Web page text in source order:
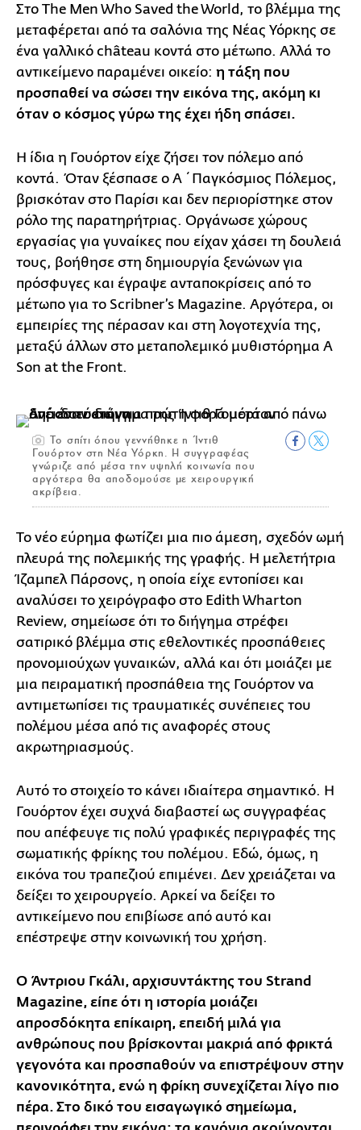
Στο The Men Who Saved the World, το βλέμμα της
μεταφέρεται από τα σαλόνια της Νέας Υόρκης σε
ένα γαλλικό château κοντά στο μέτωπο. Αλλά το
αντικείμενο παραμένει οικείο: η τάξη που
προσπαθεί να σώσει την εικόνα της, ακόμη κι
όταν ο κόσμος γύρω της έχει ήδη σπάσει.
Η ίδια η Γουόρτον είχε ζήσει τον πόλεμο από
κοντά. Όταν ξέσπασε ο Α΄ Παγκόσμιος Πόλεμος,
βρισκόταν στο Παρίσι και δεν περιορίστηκε στον
ρόλο της παρατηρήτριας. Οργάνωσε χώρους
εργασίας για γυναίκες που είχαν χάσει τη δουλειά
τους, βοήθησε στη δημιουργία ξενώνων για
πρόσφυγες και έγραψε ανταποκρίσεις από το
μέτωπο για το Scribner’s Magazine. Αργότερα, οι
εμπειρίες της πέρασαν και στη λογοτεχνία της,
μεταξύ άλλων στο μεταπολεμικό μυθιστόρημα A
Son at the Front.
Το σπίτι όπου γεννήθηκε η Ίντιθ
Γουόρτον στη Νέα Υόρκη. Η συγγραφέας
γνώριζε από μέσα την υψηλή κοινωνία που
αργότερα θα αποδομούσε με χειρουργική
ακρίβεια.
Το νέο εύρημα φωτίζει μια πιο άμεση, σχεδόν ωμή
πλευρά της πολεμικής της γραφής. Η μελετήτρια
Ίζαμπελ Πάρσονς, η οποία είχε εντοπίσει και
αναλύσει το χειρόγραφο στο Edith Wharton
Review, σημείωσε ότι το διήγημα στρέφει
σατιρικό βλέμμα στις εθελοντικές προσπάθειες
προνομιούχων γυναικών, αλλά και ότι μοιάζει με
μια πειραματική προσπάθεια της Γουόρτον να
αντιμετωπίσει τις τραυματικές συνέπειες του
πολέμου μέσα από τις αναφορές στους
ακρωτηριασμούς.
Αυτό το στοιχείο το κάνει ιδιαίτερα σημαντικό. Η
Γουόρτον έχει συχνά διαβαστεί ως συγγραφέας
που απέφευγε τις πολύ γραφικές περιγραφές της
σωματικής φρίκης του πολέμου. Εδώ, όμως, η
εικόνα του τραπεζιού επιμένει. Δεν χρειάζεται να
δείξει το χειρουργείο. Αρκεί να δείξει το
αντικείμενο που επιβίωσε από αυτό και
επέστρεψε στην κοινωνική του χρήση.
Ο Άντριου Γκάλι, αρχισυντάκτης του Strand
Magazine, είπε ότι η ιστορία μοιάζει
απροσδόκητα επίκαιρη, επειδή μιλά για
ανθρώπους που βρίσκονται μακριά από φρικτά
γεγονότα και προσπαθούν να επιστρέψουν στην
κανονικότητα, ενώ η φρίκη συνεχίζεται λίγο πιο
πέρα. Στο δικό του εισαγωγικό σημείωμα,